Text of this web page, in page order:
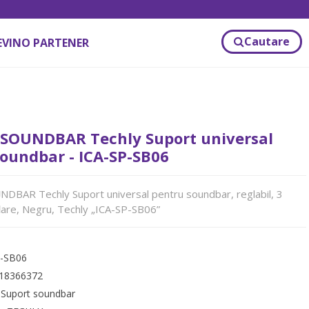
PARTENER Cautare
SOUNDBAR Techly Suport universal
- ICA-SP-SB06
Techly Suport universal pentru soundbar, reglabil, 3
Negru, Techly „ICA-SP-SB06”
SB06
Suport soundbar